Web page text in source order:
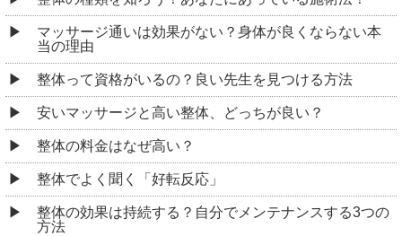
マッサージ通いは効果がない？身体が良くならない本
当の理由
整体って資格がいるの？良い先生を見つける方法
安いマッサージと高い整体、どっちが良い？
整体の料金はなぜ高い？
整体でよく聞く「好転反応」
整体の効果は持続する？自分でメンテナンスする3つの
方法